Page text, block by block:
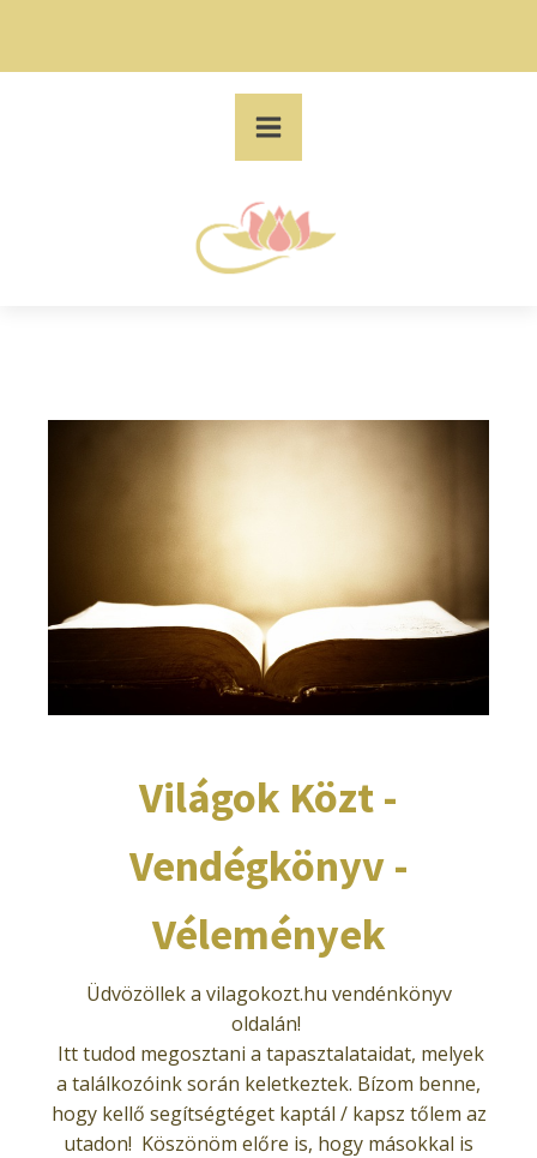
Világok Közt -
Vendégkönyv -
Vélemények
Üdvözöllek a vilagokozt.hu vendénkönyv
oldalán!
Itt tudod megosztani a tapasztalataidat, melyek
a találkozóink során keletkeztek. Bízom benne,
hogy kellő segítségtéget kaptál / kapsz tőlem az
utadon! Köszönöm előre is, hogy másokkal is